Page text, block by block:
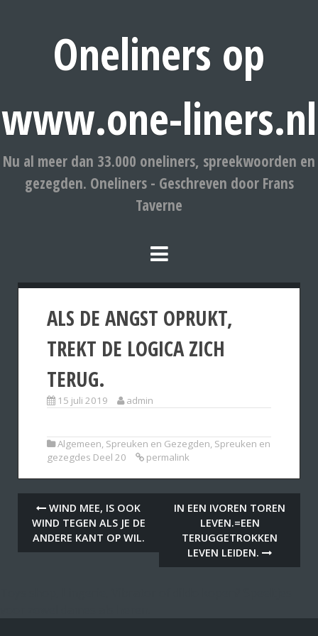
Oneliners op
www.one-liners.nl
Nu al meer dan 33.000 oneliners, spreekwoorden en
gezegden. Oneliners - Geschreven door Frans
Taverne
ALS DE ANGST OPRUKT,
TREKT DE LOGICA ZICH
TERUG.
15 juli 2019 admin
Algemeen, Spreuken en Gezegden, Spreuken en
gezegdes Deel 20
permalink
WIND MEE, IS OOK
WIND TEGEN ALS JE DE
ANDERE KANT OP WIL.
IN EEN IVOREN TOREN
LEVEN.=EEN
TERUGGETROKKEN
LEVEN LEIDEN.